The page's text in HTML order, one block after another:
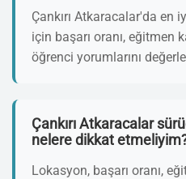
Çankırı Atkaracalar'da en
için başarı oranı, eğitmen
öğrenci yorumlarını
Çankırı Atkaracalar
nelere dikkat
Lokasyon, başarı oranı,